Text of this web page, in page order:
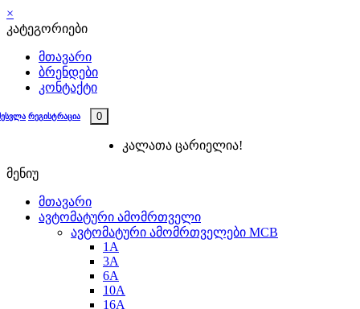
×
კატეგორიები
მთავარი
ბრენდები
კონტაქტი
რეგისტრაცია 0
კალათა ცარიელია!
მენიუ
მთავარი
ავტომატური ამომრთველი
ავტომატური ამომრთველები MCB
1A
3A
6A
10A
16A